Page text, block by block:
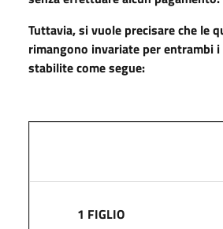
Tuttavia, si vuole precisare che le
rimangono invariate per entrambi
stabilite come segue:
1 FIGLIO